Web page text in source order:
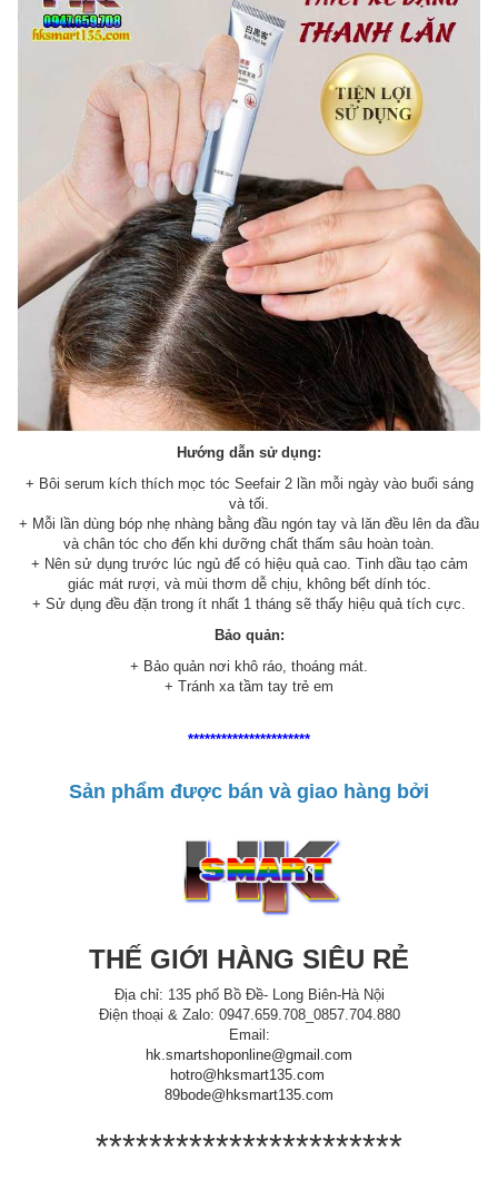
Hướng dẫn sử dụng:
+ Bôi serum kích thích mọc tóc Seefair 2 lần mỗi ngày vào buổi sáng
và tối.
+ Mỗi lần dùng bóp nhẹ nhàng bằng đầu ngón tay và lăn đều lên da đầu
và chân tóc cho đến khi dưỡng chất thấm sâu hoàn toàn.
+ Nên sử dụng trước lúc ngủ để có hiệu quả cao. Tinh dầu tạo cảm
giác mát rượi, và mùi thơm dễ chịu, không bết dính tóc.
+ Sử dụng đều đặn trong ít nhất 1 tháng sẽ thấy hiệu quả tích cực.
Bảo quản:
+ Bảo quản nơi khô ráo, thoáng mát.
+ Tránh xa tầm tay trẻ em
**********************
Sản phẩm được bán và giao hàng bởi
THẾ GIỚI HÀNG SIÊU RẺ
Địa chỉ: 135 phố Bồ Đề- Long Biên-Hà Nội
Điện thoại & Zalo: 0947.659.708_0857.704.880
Email:
hk.smartshoponline@gmail.com
hotro@hksmart135.com
89bode@hksmart135.com
***********************